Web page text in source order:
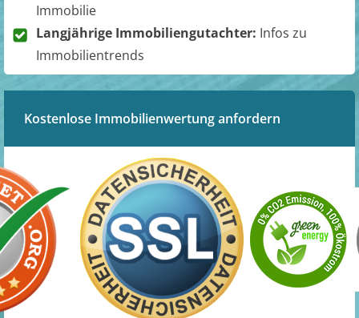
Immobilie
Langjährige Immobiliengutachter: Infos zu
Immobilientrends
Kostenlose Immobilienwertung anfordern